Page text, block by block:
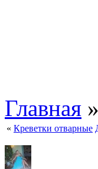
Главная »
« Креветки отварные